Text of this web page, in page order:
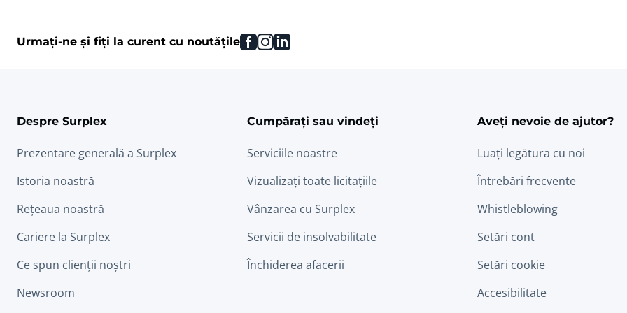
Urmați-ne și fiți la curent cu noutățile facebook
instagram
linkedin
Despre Surplex
Prezentare generală a Surplex
Istoria noastră
Rețeaua noastră
Cariere la Surplex
Ce spun clienții noștri
Newsroom
Cumpărați sau vindeți
Serviciile noastre
Vizualizați toate licitațiile
Vânzarea cu Surplex
Servicii de insolvabilitate
Închiderea afacerii
Aveți nevoie de ajutor?
Luați legătura cu noi
Întrebări frecvente
Whistleblowing
Setări cont
Setări cookie
Accesibilitate